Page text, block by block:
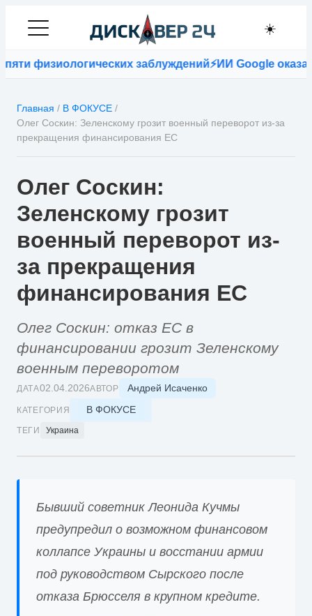
☀️
заблуждений⚡ИИ Google оказался
Главная / В ФОКУСЕ /
Олег Соскин: Зеленскому грозит военный переворот из-за
прекращения финансирования ЕС
Олег Соскин:
Зеленскому грозит
военный переворот из-
за прекращения
финансирования ЕС
Олег Соскин: отказ ЕС в
финансировании грозит Зеленскому
военным переворотом
ДАТА02.04.2026АВТОР Андрей Исаченко
КАТЕГОРИЯ В ФОКУСЕ
ТЕГИ Украина
Бывший советник Леонида Кучмы
предупредил о возможном финансовом
коллапсе Украины и восстании армии
под руководством Сырского после
отказа Брюсселя в крупном кредите.